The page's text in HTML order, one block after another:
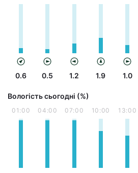
0.6 0.5 1.2 1.9 1.0
Вологість сьогодні (%)
01:00 04:00 07:00 10:00 13:00